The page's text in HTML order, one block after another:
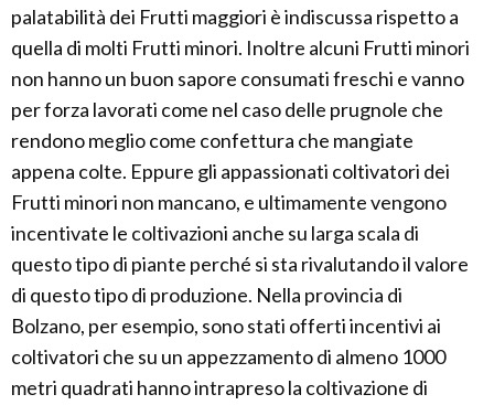
palatabilità dei Frutti maggiori è indiscussa rispetto a
quella di molti Frutti minori. Inoltre alcuni Frutti minori
non hanno un buon sapore consumati freschi e vanno
per forza lavorati come nel caso delle prugnole che
rendono meglio come confettura che mangiate
appena colte. Eppure gli appassionati coltivatori dei
Frutti minori non mancano, e ultimamente vengono
incentivate le coltivazioni anche su larga scala di
questo tipo di piante perché si sta rivalutando il valore
di questo tipo di produzione. Nella provincia di
Bolzano, per esempio, sono stati offerti incentivi ai
coltivatori che su un appezzamento di almeno 1000
metri quadrati hanno intrapreso la coltivazione di